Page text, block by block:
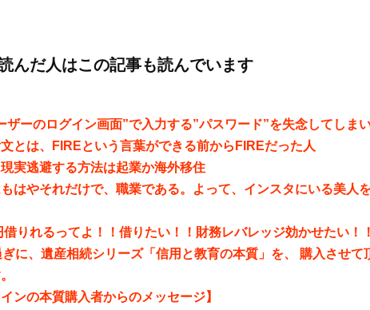
んだ人はこの記事も読んでいます
ザーのログイン画面”で入力する”パスワード”を失念してしまい
とは、FIREという言葉ができる前からFIREだった人
実逃避する方法は起業か海外移住
はやそれだけで、職業である。よって、インスタにいる美人
りれるってよ！！借りたい！！財務レバレッジ効かせたい！！
に、遺産相続シリーズ「信用と教育の本質」を、 購入させて
インの本質購入者からのメッセージ】